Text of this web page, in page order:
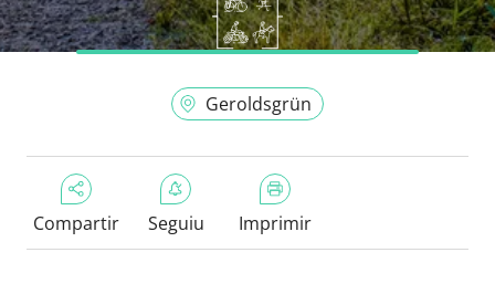
Geroldsgrün
Compartir Seguiu Imprimir